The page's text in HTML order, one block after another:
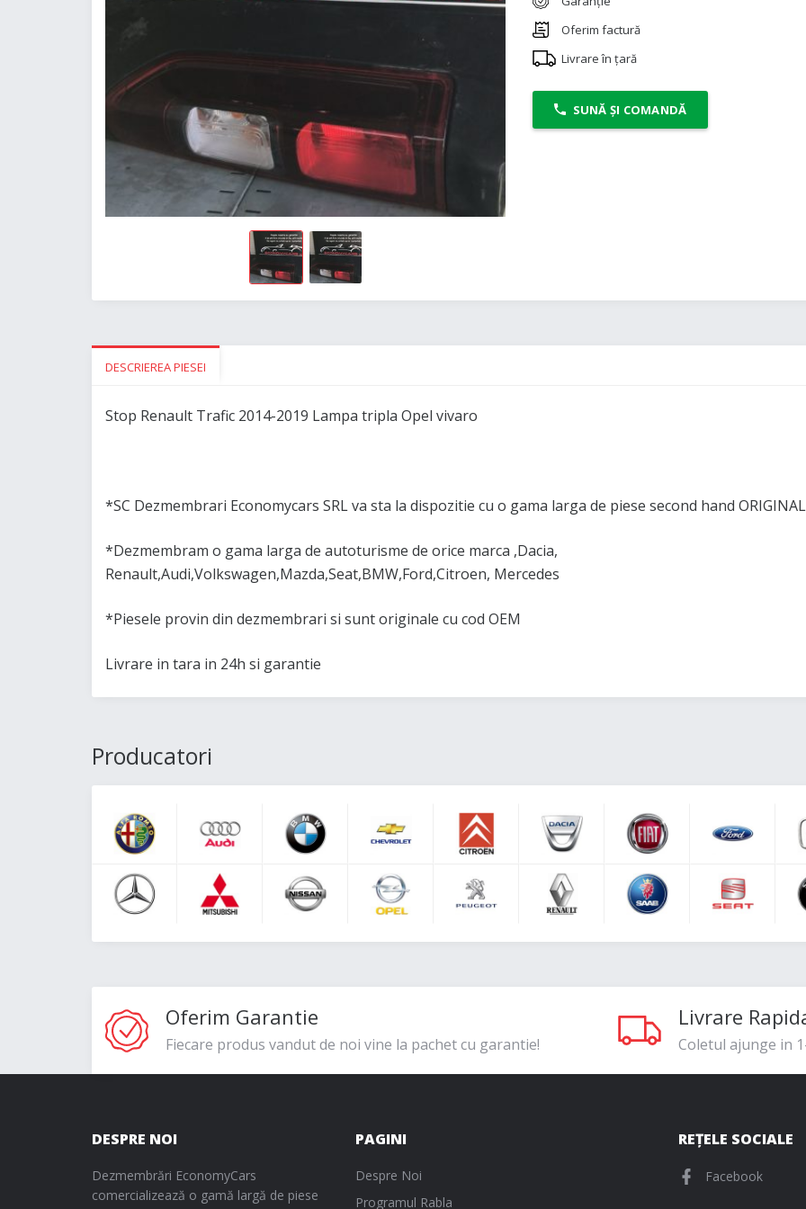
Oferim factură
Livrare în țară
SUNĂ ȘI COMANDĂ
DESCRIEREA PIESEI
Stop Renault Trafic 2014-2019 Lampa tripla Opel vivaro
*SC Dezmembrari Economycars SRL va sta la dispozitie cu o gama larga de piese second hand
*Dezmembram o gama larga de autoturisme de orice marca ,Dacia,
Renault,Audi,Volkswagen,Mazda,Seat,BMW,Ford,Citroen, Mercedes
*Piesele provin din dezmembrari si sunt originale cu cod OEM
Livrare in tara in 24h si garantie
Producatori
Oferim Garantie
Fiecare produs vandut de noi vine la pachet cu garantie!
Livrare
Coletul ajunge in
DESPRE NOI
Dezmembrări EconomyCars
comercializează o gamă largă de piese
PAGINI
Despre Noi
Programul Rabla
REȚELE SOCIALE
Facebook